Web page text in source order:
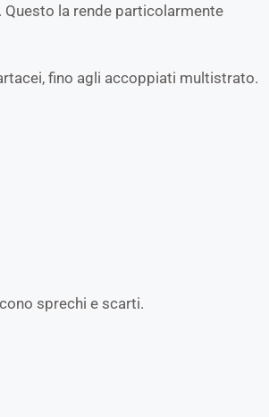
la rende particolarmente
fino agli accoppiati multistrato.
sprechi e scarti.